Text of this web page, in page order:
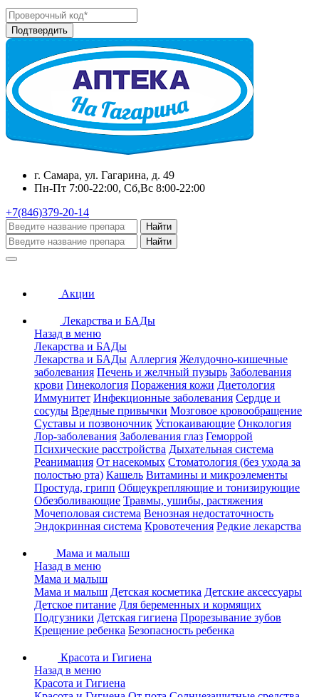
г. Самара, ул. Гагарина, д. 49
Пн-Пт 7:00-22:00, Сб,Вс 8:00-22:00
+7(846)379-20-14
Найти
Найти
Акции
Лекарства и БАДы
Назад в меню
Лекарства и БАДы
Лекарства и БАДы Аллергия Желудочно-кишечные
заболевания Печень и желчный пузырь Заболевания
крови Гинекология Поражения кожи Диетология
Иммунитет Инфекционные заболевания Сердце и
сосуды Вредные привычки Мозговое кровообращение
Суставы и позвоночник Успокаивающие Онкология
Лор-заболевания Заболевания глаз Геморрой
Психические расстройства Дыхательная система
Реанимация От насекомых Стоматология (без ухода за
полостью рта) Кашель Витамины и микроэлементы
Простуда, грипп Общеукрепляющие и тонизирующие
Обезболивающие Травмы, ушибы, растяжения
Мочеполовая система Венозная недостаточность
Эндокринная система Кровотечения Редкие лекарства
Мама и малыш
Назад в меню
Мама и малыш
Мама и малыш Детская косметика Детские аксессуары
Детское питание Для беременных и кормящих
Подгузники Детская гигиена Прорезывание зубов
Крещение ребенка Безопасность ребенка
Красота и Гигиена
Назад в меню
Красота и Гигиена